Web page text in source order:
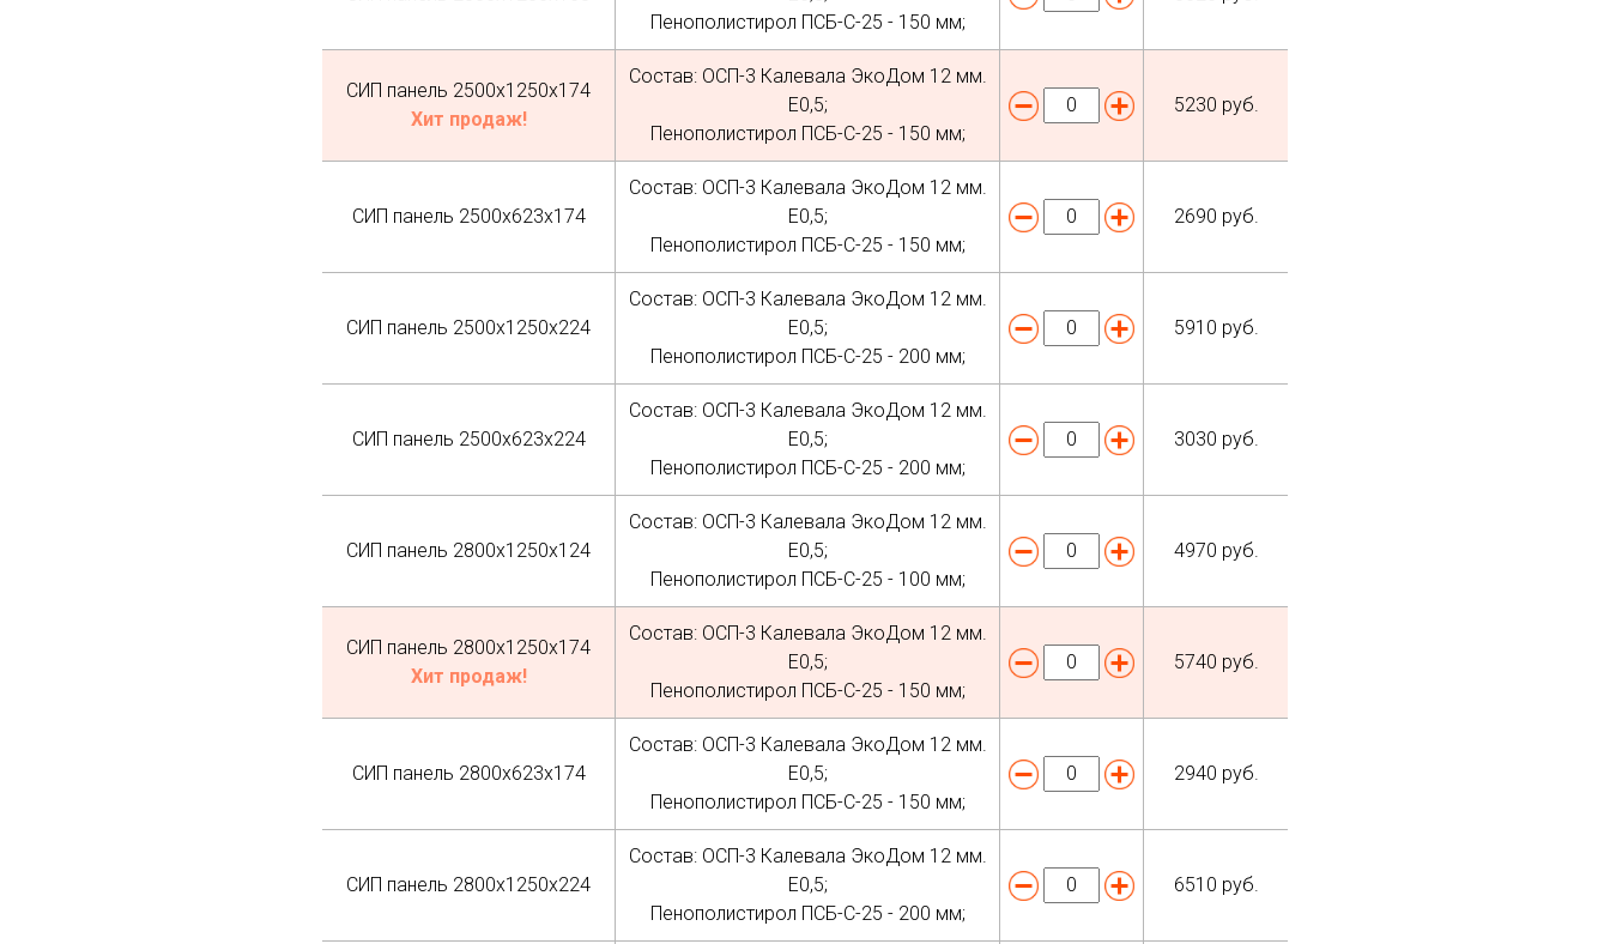
Пенополистирол ПСБ-С-25 - 150 мм;
СИП панель 2500х1250х174
Хит продаж!
Состав: ОСП-3 Калевала ЭкоДом 12 мм.
Е0,5;
Пенополистирол ПСБ-С-25 - 150 мм;
5230 руб.
СИП панель 2500х623х174
Состав: ОСП-3 Калевала ЭкоДом 12 мм.
Е0,5;
Пенополистирол ПСБ-С-25 - 150 мм;
2690 руб.
СИП панель 2500х1250х224
Состав: ОСП-3 Калевала ЭкоДом 12 мм.
Е0,5;
Пенополистирол ПСБ-С-25 - 200 мм;
5910 руб.
СИП панель 2500х623х224
Состав: ОСП-3 Калевала ЭкоДом 12 мм.
Е0,5;
Пенополистирол ПСБ-С-25 - 200 мм;
3030 руб.
СИП панель 2800х1250х124
Состав: ОСП-3 Калевала ЭкоДом 12 мм.
Е0,5;
Пенополистирол ПСБ-С-25 - 100 мм;
4970 руб.
СИП панель 2800х1250х174
Хит продаж!
Состав: ОСП-3 Калевала ЭкоДом 12 мм.
Е0,5;
Пенополистирол ПСБ-С-25 - 150 мм;
5740 руб.
СИП панель 2800х623х174
Состав: ОСП-3 Калевала ЭкоДом 12 мм.
Е0,5;
Пенополистирол ПСБ-С-25 - 150 мм;
2940 руб.
СИП панель 2800х1250х224
Состав: ОСП-3 Калевала ЭкоДом 12 мм.
Е0,5;
Пенополистирол ПСБ-С-25 - 200 мм;
6510 руб.